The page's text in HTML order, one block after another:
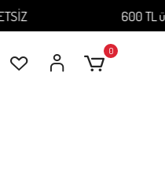
600 TL üzeri
0